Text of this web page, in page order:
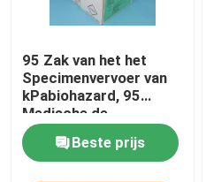
Producten
Video's
95 Zak van het het
Specimenvervoer van
kPabiohazard, 95
Medische de
Overdrachtzakken van
KPa
Beste prijs